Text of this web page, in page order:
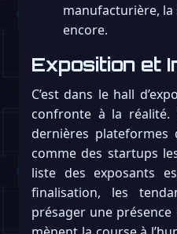
manufacturière, la
encore.
Exposition et
C’est dans le hall
confronte à la réalité.
dernières plateformes
comme des startups
liste des exposants
finalisation, les
présager une